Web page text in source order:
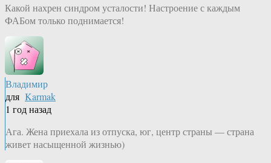
Какой нахрен синдром усталости! Настроение с каждым
ФАБом только поднимается!
Владимир
для Karmak
1 год назад
Ага. Жена приехала из отпуска, юг, центр страны — страна
живет насыщенной жизнью)